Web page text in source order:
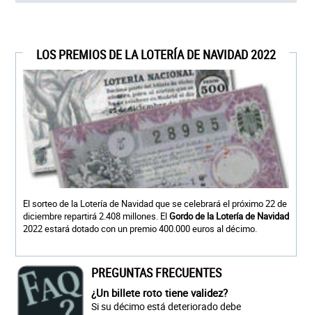
LOS PREMIOS DE LA LOTERÍA DE NAVIDAD 2022
El sorteo de la Lotería de Navidad que se celebrará el próximo 22 de
diciembre repartirá 2.408 millones. ElGordo de la Lotería de Navidad
2022 estará dotado con un premio 400.000 euros al décimo.
PREGUNTAS FRECUENTES
¿Un billete roto tiene validez?
Si su décimo está deteriorado debe